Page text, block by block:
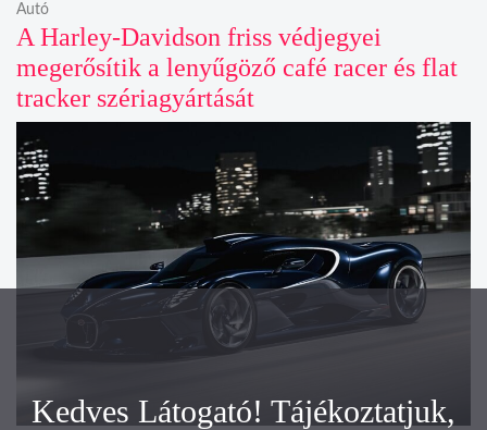
A Harley-Davidson friss védjegyei
megerősítik a lenyűgöző café racer és flat
tracker szériagyártását
Autó
Kedves Látogató! Tájékoztatjuk,